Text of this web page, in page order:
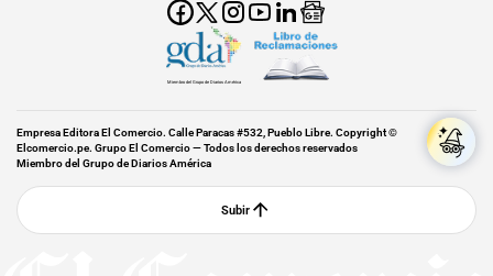
Miembro del Grupo de Diarios América
Empresa Editora El Comercio. Calle Paracas #532, Pueblo Libre. Copyright ©
Elcomercio.pe. Grupo El Comercio — Todos los derechos reservados
Miembro del Grupo de Diarios América
Subir